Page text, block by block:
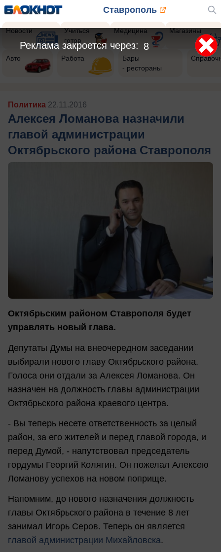
Ставрополь
Новости
Учиться
готов
Медицина Магазины
Авто Работа
Бары
- рестораны
Политика 22.11.2016
Алексея Ломанова назначили
главой администрации
Октябрьского района Ставрополя
Октябрьским районом Ставрополя будет
управлять новый глава.
Депутаты Думы на внеочередном заседании
выбирали нового главу Октябрьского района.
Голоса они отдали за Алексея Ломанова. Он
назначен на должность главы администрации
Октябрьского района краевого центра.
- Вы теперь несете ответственность за целый
район, за его жителей и перед главой города, и
перед Думой, - напутствовал председатель
гордумы Георгий Колягин. Он пожелал Алексею
Ломанову успехов на новом поприще.
Напомним, до нового назначения должность
главы Октябрьского района в течение 8 лет
занимал Игорь Серов. Теперь он является
главой администрации Михайловска.
5
Реклама закроется через: